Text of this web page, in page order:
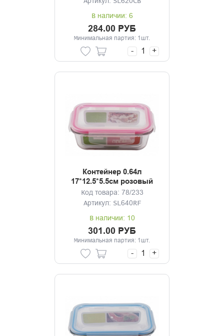
Артикул: SL620CB
В наличии: 6
284.00 РУБ
Минимальная партия: 1шт.
- +
Контейнер 0.64л
17*12.5*5.5см розовый
Код товара: 78/233
Артикул: SL640RF
В наличии: 10
301.00 РУБ
Минимальная партия: 1шт.
- +